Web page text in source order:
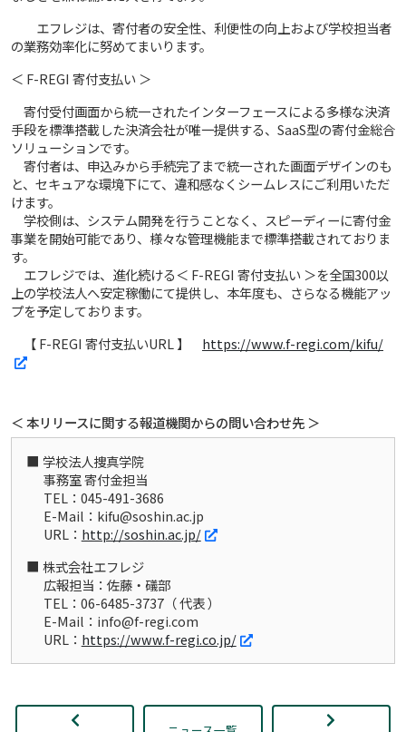
エフレジは、寄付者の安全性、利便性の向上および学校担当者
の業務効率化に努めてまいります。
＜ F-REGI 寄付支払い ＞
寄付受付画面から統一されたインターフェースによる多様な決済
手段を標準搭載した決済会社が唯一提供する、SaaS型の寄付金総合
ソリューションです。
寄付者は、申込みから手続完了まで統一された画面デザインのも
と、セキュアな環境下にて、違和感なくシームレスにご利用いただ
けます。
学校側は、システム開発を行うことなく、スピーディーに寄付金
事業を開始可能であり、様々な管理機能まで標準搭載されておりま
す。
エフレジでは、進化続ける＜ F-REGI 寄付支払い ＞を全国300以
上の学校法人へ安定稼働にて提供し、本年度も、さらなる機能アッ
プを予定しております。
【 F-REGI 寄付支払いURL 】 https://www.f-regi.com/kifu/
＜ 本リリースに関する報道機関からの問い合わせ先 ＞
学校法人捜真学院
事務室 寄付金担当
TEL：045-491-3686
E-Mail：kifu@soshin.ac.jp
URL： http://soshin.ac.jp/
株式会社エフレジ
広報担当：佐藤・礒部
TEL：06-6485-3737（ 代表 ）
E-Mail：info@f-regi.com
URL： https://www.f-regi.co.jp/